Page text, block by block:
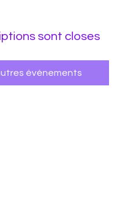
sont closes
événements